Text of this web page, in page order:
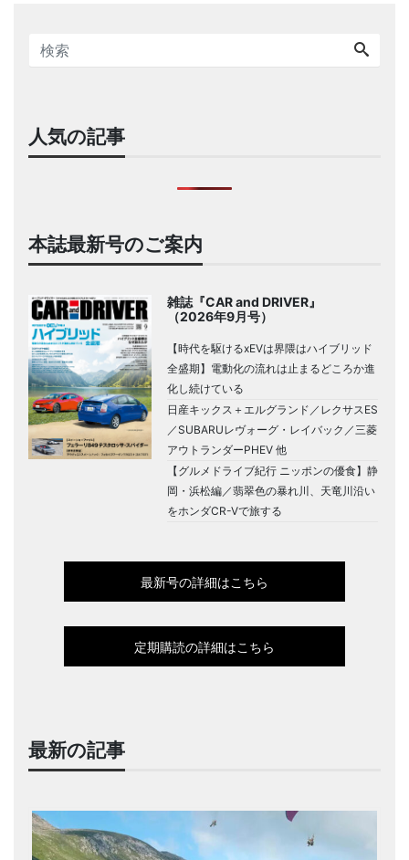
人気の記事
本誌最新号のご案内
雑誌『CAR and DRIVER』
（2026年9月号）
【時代を駆けるxEVは界隈はハイブリッド
全盛期】電動化の流れは止まるどころか進
化し続けている
日産キックス＋エルグランド／レクサスES
／SUBARUレヴォーグ・レイバック／三菱
アウトランダーPHEV 他
【グルメドライブ紀行 ニッポンの優食】静
岡・浜松編／翡翠色の暴れ川、天竜川沿い
をホンダCR-Vで旅する
最新号の詳細はこちら
定期購読の詳細はこちら
最新の記事